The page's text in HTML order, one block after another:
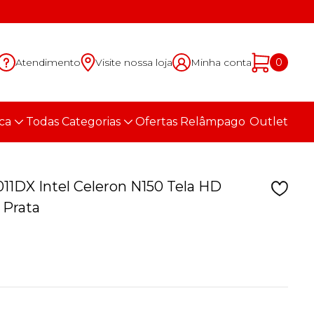
Atendimento Visite nossa loja Minha conta 0
Todas Categorias Ofertas Relâmpago Outlet
Intel Celeron N150 Tela HD
Prata